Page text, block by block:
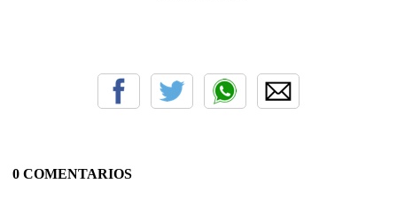
0 COMENTARIOS